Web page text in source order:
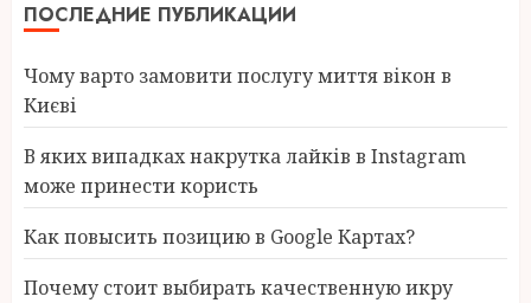
ПОСЛЕДНИЕ ПУБЛИКАЦИИ
Чому варто замовити послугу миття вікон в
Києві
В яких випадках накрутка лайків в Instagram
може принести користь
Как повысить позицию в Google Картах?
Почему стоит выбирать качественную икру